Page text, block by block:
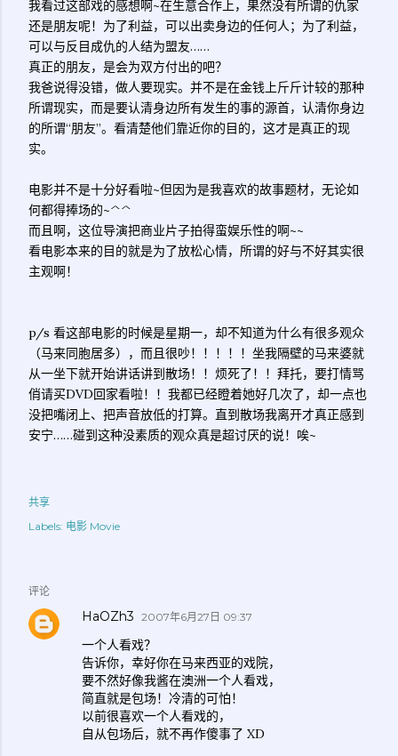
我看过这部戏的感想啊~在生意合作上，果然没有所谓的仇家
还是朋友呢！为了利益，可以出卖身边的任何人；为了利益，
可以与反目成仇的人结为盟友……
真正的朋友，是会为双方付出的吧？
我爸说得没错，做人要现实。并不是在金钱上斤斤计较的那种
所谓现实，而是要认清身边所有发生的事的源首，认清你身边
的所谓“朋友”。看清楚他们靠近你的目的，这才是真正的现
实。
电影并不是十分好看啦~但因为是我喜欢的故事题材，无论如
何都得捧场的~^^
而且啊，这位导演把商业片子拍得蛮娱乐性的啊~~
看电影本来的目的就是为了放松心情，所谓的好与不好其实很
主观啊！
p/s 看这部电影的时候是星期一，却不知道为什么有很多观众
（马来同胞居多），而且很吵！！！！！坐我隔壁的马来婆就
从一坐下就开始讲话讲到散场！！烦死了！！拜托，要打情骂
俏请买DVD回家看啦！！我都已经瞪着她好几次了，却一点也
没把嘴闭上、把声音放低的打算。直到散场我离开才真正感到
安宁……碰到这种没素质的观众真是超讨厌的说！唉~
共享
Labels: 电影 Movie
评论
HaOZh3 2007年6月27日 09:37
一个人看戏？
告诉你，幸好你在马来西亚的戏院，
要不然好像我酱在澳洲一个人看戏，
简直就是包场！冷清的可怕！
以前很喜欢一个人看戏的，
自从包场后，就不再作傻事了 XD